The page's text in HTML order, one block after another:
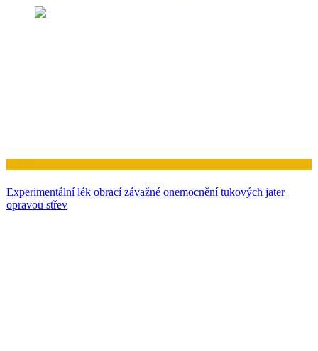
Experimentální lék obrací závažné onemocnění tukových jater
opravou střev